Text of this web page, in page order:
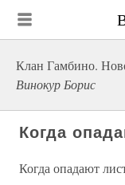
Клан Гамбино.
Винокур Борис
Когда
Когда опадают